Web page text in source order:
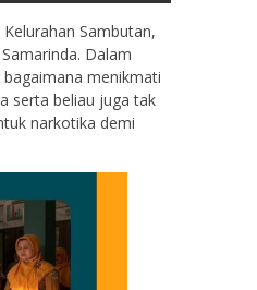
Sambutan,
Dalam
menikmati
serta beliau juga tak
narkotika demi